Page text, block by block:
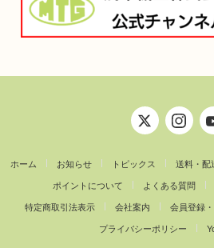
ホーム お知らせ トピックス 送料・配
ポイントについて よくある質問
特定商取引法表示 会社案内 会員登録
プライバシーポリシー